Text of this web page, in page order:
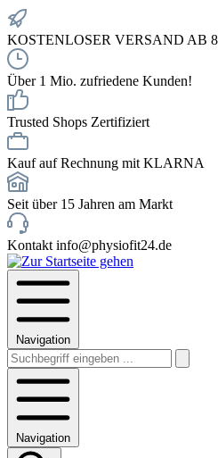
KOSTENLOSER VERSAND AB
Über 1 Mio. zufriedene Kunden!
Trusted Shops Zertifiziert
Kauf auf Rechnung mit KLARNA
Seit über 15 Jahren am Markt
Kontakt info@physiofit24.de
Navigation
Navigation